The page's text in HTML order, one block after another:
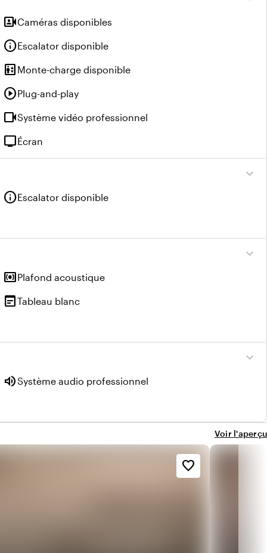
video_camera_frontCaméras disponibles
infoEscalator disponible
elevator Monte-charge disponible
play_circlePlug-and-play
videocamSystème vidéo professionnel
tvÉcran
expand_more
infoEscalator disponible
expand_more
surround_soundPlafond acoustique
wysiwygTableau blanc
expand_more
volume_upSystème audio professionnel
Voir l'aperçu
favorite_border